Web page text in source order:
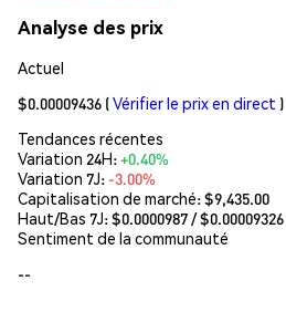
Analyse des prix
Actuel
$0.00009436 (Vérifier le prix en direct )
Tendances récentes
Variation 24H:+0.40%
Variation 7J: -3.00%
Capitalisation de marché:$9,435.00
Haut/Bas 7J: $0.0000987/ $0.00009326
Sentiment de la communauté
--